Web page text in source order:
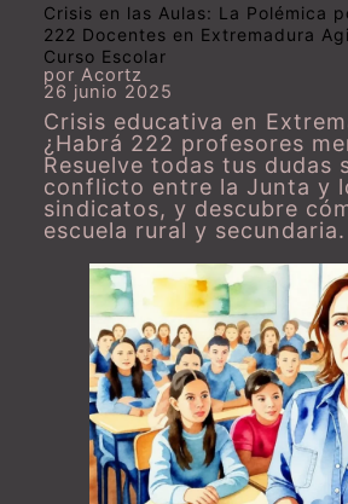
Crisis en las Aulas: La Polémica
222 Docentes en Extremadura
Curso Escolar
por Acortz
26 junio 2025
Crisis educativa en
¿Habrá 222 profesores
Resuelve todas tus dudas
conflicto entre la Junta y
sindicatos, y descubre
escuela rural y secundaria.